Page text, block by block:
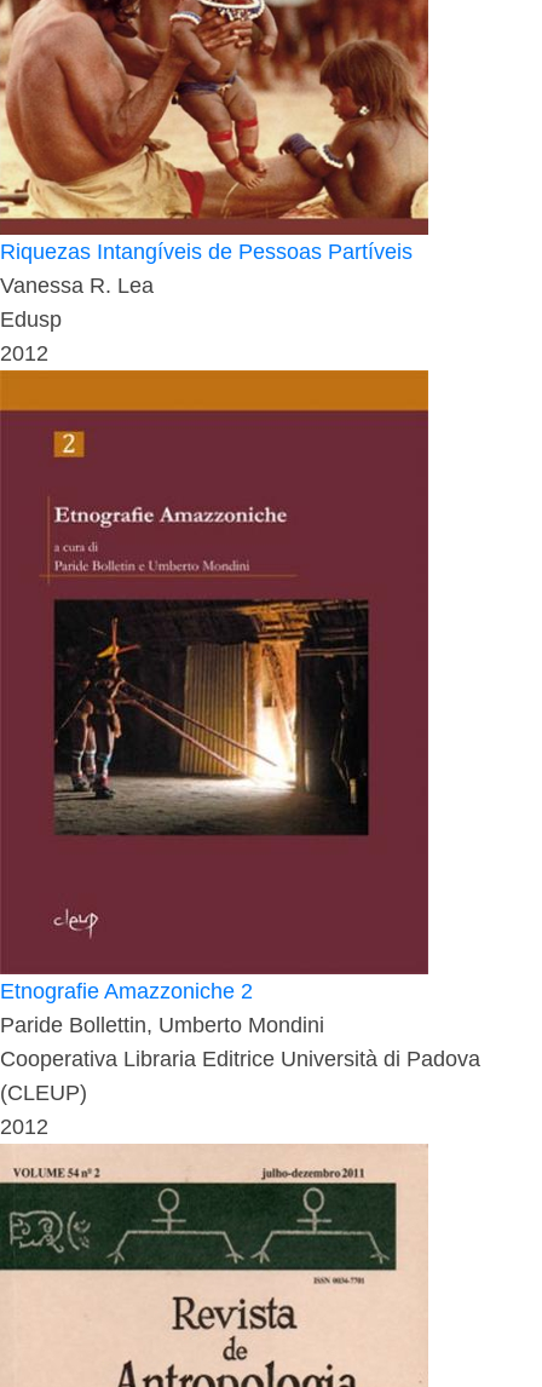
Riquezas Intangíveis de Pessoas Partíveis
Vanessa R. Lea
Edusp
2012
Etnografie Amazzoniche 2
Paride Bollettin, Umberto Mondini
Cooperativa Libraria Editrice Università di Padova
(CLEUP)
2012